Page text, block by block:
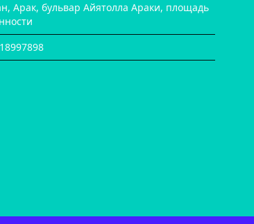
Арак, бульвар Айятолла Араки, площадь